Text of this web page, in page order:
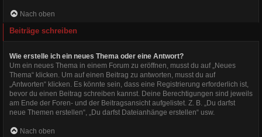
Nach oben
Beiträge schreiben
Wie erstelle ich ein neues Thema oder eine Antwort?
Um ein neues Thema in einem Forum zu eröffnen, musst du auf „Neues
Thema“ klicken. Um auf einen Beitrag zu antworten, musst du auf
„Antworten“ klicken. Es könnte sein, dass eine Registrierung erforderlich ist,
bevor du einen Beitrag schreiben kannst. Deine Berechtigungen sind jeweils
am Ende der Foren- und der Beitragsansicht aufgelistet. Z. B. „Du darfst
neue Themen erstellen“, „Du darfst Dateianhänge erstellen“ usw.
Nach oben